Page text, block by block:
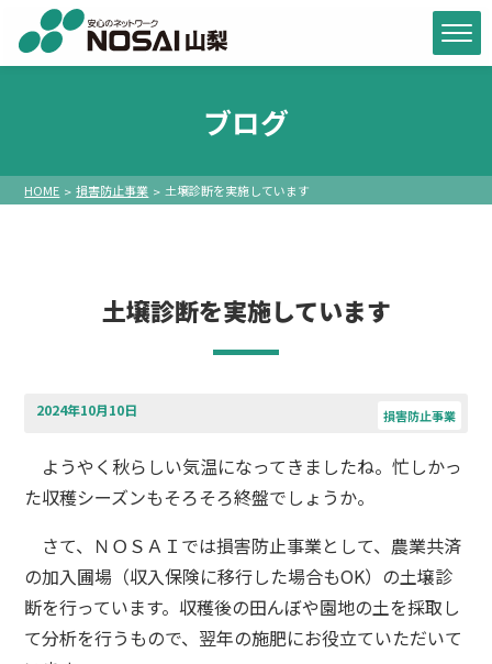
ブログ
HOME 損害防止事業 土壌診断を実施しています
土壌診断を実施しています
2024年10月10日 損害防止事業
ようやく秋らしい気温になってきましたね。忙しかっ
た収穫シーズンもそろそろ終盤でしょうか。
さて、ＮＯＳＡＩでは損害防止事業として、農業共済
の加入圃場（収入保険に移行した場合もOK）の土壌診
断を行っています。収穫後の田んぼや園地の土を採取し
て分析を行うもので、翌年の施肥にお役立ていただいて